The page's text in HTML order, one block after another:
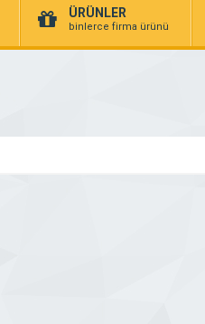
ÜRÜNLER
binlerce firma ürünü